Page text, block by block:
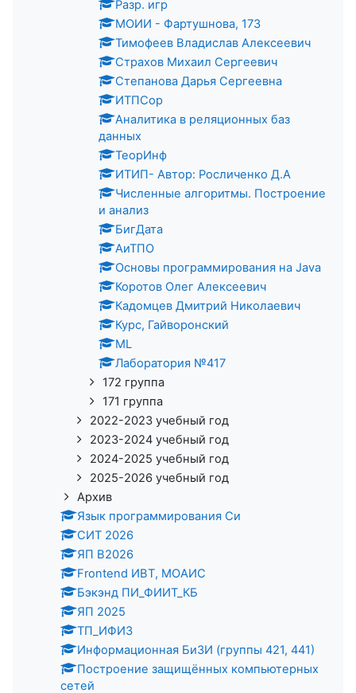
Разр. игр
МОИИ - Фартушнова, 173
Тимофеев Владислав Алексеевич
Страхов Михаил Сергеевич
Степанова Дарья Сергеевна
ИТПСор
Аналитика в реляционных баз
данных
ТеорИнф
ИТИП- Автор: Росличенко Д.А
Численные алгоритмы. Построение
и анализ
БигДата
АиТПО
Основы программирования на Java
Коротов Олег Алексеевич
Кадомцев Дмитрий Николаевич
Курс, Гайворонский
ML
Лаборатория №417
172 группа
171 группа
2022-2023 учебный год
2023-2024 учебный год
2024-2025 учебный год
2025-2026 учебный год
Архив
Язык программирования Си
СИТ 2026
ЯП В2026
Frontend ИВТ, МОАИС
Бэкэнд ПИ_ФИИТ_КБ
ЯП 2025
ТП_ИФИЗ
Информационная БиЗИ (группы 421, 441)
Построение защищённых компьютерных
сетей